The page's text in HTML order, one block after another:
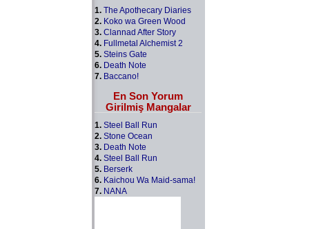
1. The Apothecary Diaries
2. Koko wa Green Wood
3. Clannad After Story
4. Fullmetal Alchemist 2
5. Steins Gate
6. Death Note
7. Baccano!
En Son Yorum
Girilmiş Mangalar
1. Steel Ball Run
2. Stone Ocean
3. Death Note
4. Steel Ball Run
5. Berserk
6. Kaichou Wa Maid-sama!
7. NANA